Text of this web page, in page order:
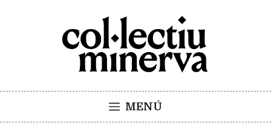
MENÚ